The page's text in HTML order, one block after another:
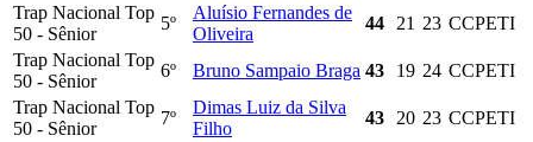
Trap Nacional Top
50 - Sênior
5º
Aluísio Fernandes de
Oliveira
44 21 23 CCPETI
Trap Nacional Top
50 - Sênior
6º Bruno Sampaio Braga 43 19 24 CCPETI
Trap Nacional Top
50 - Sênior
7º
Dimas Luiz da Silva
Filho
43 20 23 CCPETI